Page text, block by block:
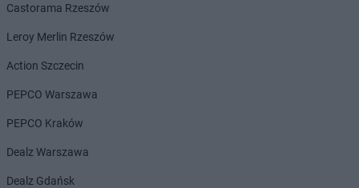
Castorama Rzeszów
Leroy Merlin Rzeszów
Action Szczecin
PEPCO Warszawa
PEPCO Kraków
Dealz Warszawa
Dealz Gdańsk